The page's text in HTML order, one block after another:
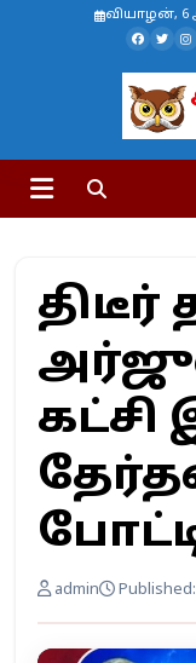
வியாழன், 6
கட்சி
admin Published: